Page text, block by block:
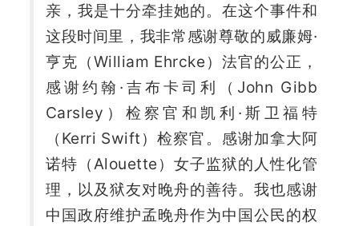
亲，我是十分牵挂她的。在这个事件和
这段时间里，我非常感谢尊敬的威廉姆·
亨克（William Ehrcke）法官的公正，
感谢约翰·吉布卡司利（John Gibb
Carsley）检察官和凯利·斯卫福特
（Kerri Swift）检察官。感谢加拿大阿
诺特（Alouette）女子监狱的人性化管
理，以及狱友对晚舟的善待。我也感谢
中国政府维护孟晚舟作为中国公民的权